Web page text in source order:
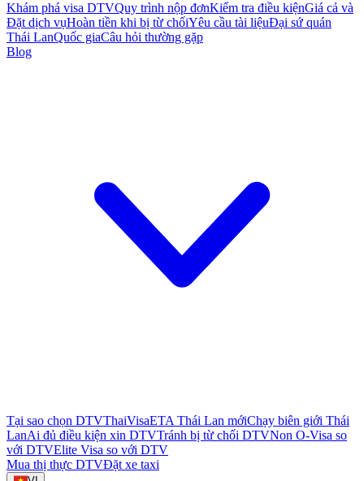
Khám phá visa DTVQuy trình nộp đơnKiểm tra điều kiệnGiá cả và
Đặt dịch vụHoàn tiền khi bị từ chốiYêu cầu tài liệuĐại sứ quán
Thái LanQuốc giaCâu hỏi thường gặp
Blog
Tại sao chọn DTVThaiVisaETA Thái Lan mớiChạy biên giới Thái
LanAi đủ điều kiện xin DTVTránh bị từ chối DTVNon O-Visa so
với DTVElite Visa so với DTV
Mua thị thực DTVĐặt xe taxi